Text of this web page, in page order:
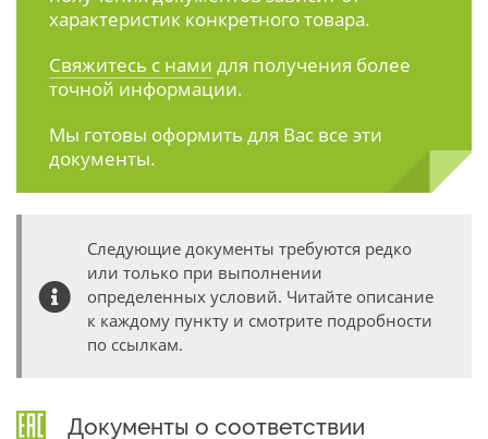
характеристик конкретного товара.
Свяжитесь с нами для получения более
точной информации.
Мы готовы оформить для Вас все эти
документы.
Следующие документы требуются редко
или только при выполнении
определенных условий. Читайте описание
к каждому пункту и смотрите подробности
по ссылкам.
Документы о соответствии